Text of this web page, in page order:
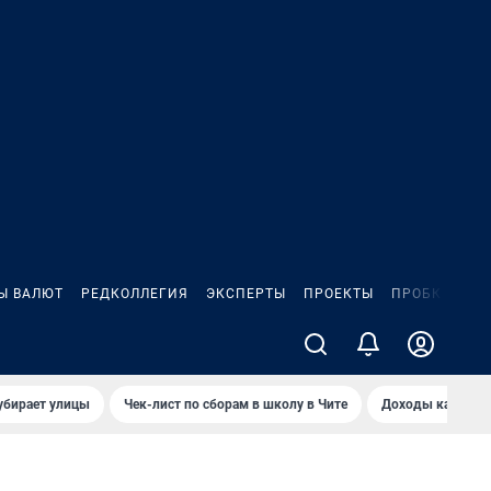
ВАЛЮТ РЕДКОЛЛЕГИЯ ЭКСПЕРТЫ ПРОЕКТЫ ПРОБКИ
улицы Чек-лист по сборам в школу в Чите Доходы